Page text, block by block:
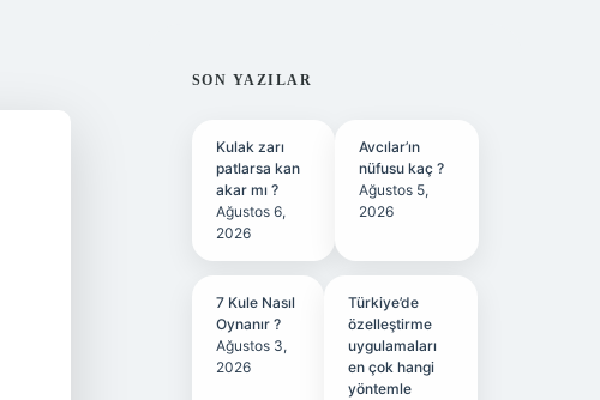
SIDEBAR
SON YAZILAR
Kulak zarı
patlarsa kan
akar mı ?
Ağustos 6,
2026
Avcılar’ın
nüfusu kaç ?
Ağustos 5,
2026
7 Kule Nasıl
Oynanır ?
Ağustos 3,
2026
Türkiye’de
özelleştirme
uygulamaları
en çok hangi
yöntemle